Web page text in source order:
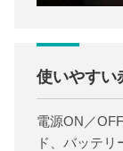
使いやすい
電源ON／
ド、バッテ